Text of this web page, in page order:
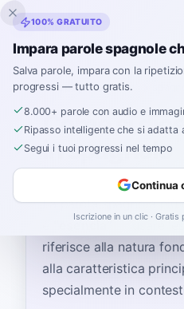
Inklingo
Home› Spagnolo›Italian
Come si
in spagnolo
La parola spagnola più
usare
riferisce alla natura
alla caratteristica
specialmente in
100% GRATUITO
Impara parole spagnole
Salva parole, impara con la
progressi — tutto gratis.
8.000+ parole con audio e
Ripasso intelligente che si adatta
Segui i tuoi progressi nel tempo
Continua
Iscrizione in un clic · Gratis